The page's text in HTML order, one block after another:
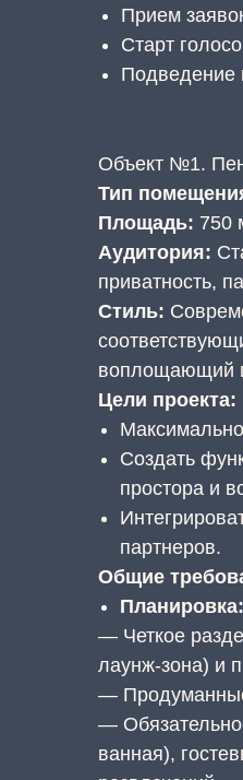
Прием
Старт
Подведение
Объект №1.
Тип
Площадь: 750
Аудитория:
приватность,
Стиль:
воплощающий
Цели проекта:
Создать
простора и
партнеров.
Общие
Планировка:
— Четкое
лаунж-зона) и
—
—
ванная),